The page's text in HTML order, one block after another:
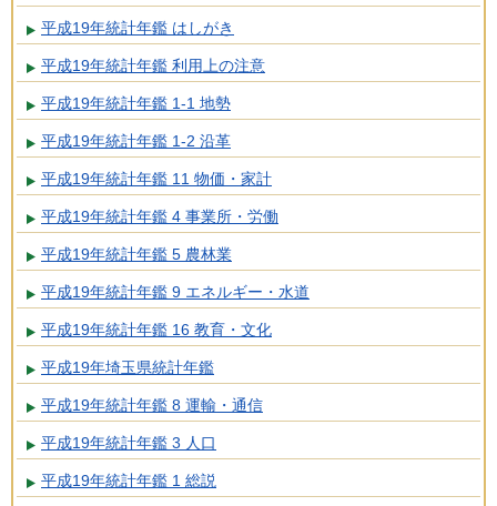
平成19年統計年鑑 はしがき
平成19年統計年鑑 利用上の注意
平成19年統計年鑑 1-1 地勢
平成19年統計年鑑 1-2 沿革
平成19年統計年鑑 11 物価・家計
平成19年統計年鑑 4 事業所・労働
平成19年統計年鑑 5 農林業
平成19年統計年鑑 9 エネルギー・水道
平成19年統計年鑑 16 教育・文化
平成19年埼玉県統計年鑑
平成19年統計年鑑 8 運輸・通信
平成19年統計年鑑 3 人口
平成19年統計年鑑 1 総説